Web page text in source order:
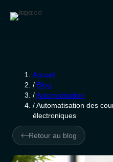
Accueil
/ Blog
/Automatisation
/Automatisation des
électroniques
Retour au blog